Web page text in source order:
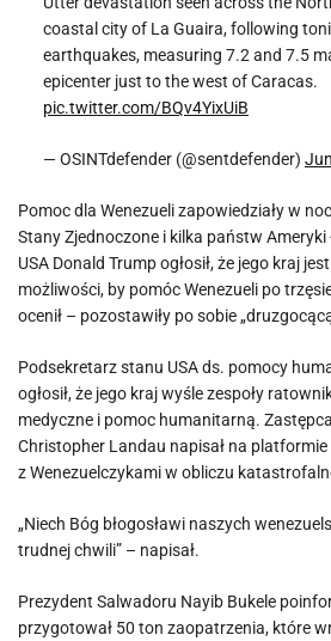
coastal city of La Guaira, following
earthquakes, measuring 7.2 and 7.5
epicenter just to the west of Caracas.
pic.twitter.com/BQv4YixUiB
— OSINTdefender (@sentdefender)
Pomoc dla Wenezueli zapowiedziały w
Stany Zjednoczone i kilka państw
USA Donald Trump ogłosił, że jego kraj
możliwości, by pomóc Wenezueli po
ocenił – pozostawiły po sobie
Podsekretarz stanu USA ds. pomocy
ogłosił, że jego kraj wyśle zespoły
medyczne i pomoc humanitarną.
Christopher Landau napisał na platformie
z Wenezuelczykami w obliczu
„Niech Bóg błogosławi naszych
trudnej chwili” – napisał.
Prezydent Salwadoru Nayib Bukele
przygotował 50 ton zaopatrzenia, które